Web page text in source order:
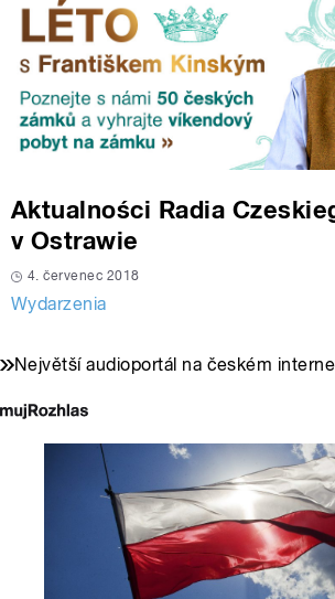
Aktualności Radia
v Ostrawie
4. červenec 2018
Wydarzenia
Největší audioportál na českém